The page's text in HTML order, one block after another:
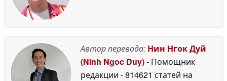
Автор перевода: Нин Нгок Дуй
(Ninh Ngoc Duy)- Помощник
редакции - 814621 статей на